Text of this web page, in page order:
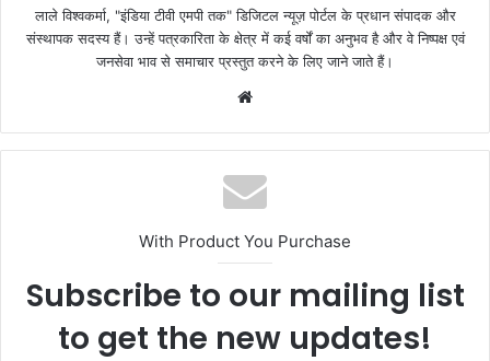
लाले विश्वकर्मा, "इंडिया टीवी एमपी तक" डिजिटल न्यूज़ पोर्टल के प्रधान संपादक और
संस्थापक सदस्य हैं। उन्हें पत्रकारिता के क्षेत्र में कई वर्षों का अनुभव है और वे निष्पक्ष एवं
जनसेवा भाव से समाचार प्रस्तुत करने के लिए जाने जाते हैं।
With Product You Purchase
Subscribe to our mailing list
to get the new updates!